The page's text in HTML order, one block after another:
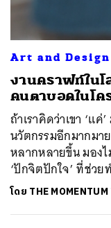
Art and Design
งานคราฟท์ใน
คนตาบอดในโค
ถ้าเราคิดว่าเขา ‘แค่
นวัตกรรมอีกมากมา
หลากหลายขึ้น มองไ
‘ปักจิตปักใจ’ ที่ช่ว
โดย THE